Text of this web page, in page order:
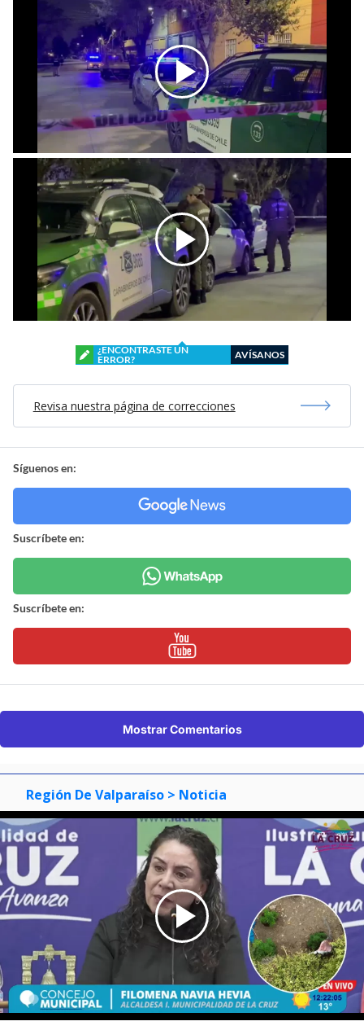
¿ENCONTRASTE UN
ERROR?
AVÍSANOS
Revisa nuestra página de correcciones
Síguenos en:
Suscríbete en:
Suscríbete en:
Mostrar Comentarios
Región De Valparaíso > Noticia